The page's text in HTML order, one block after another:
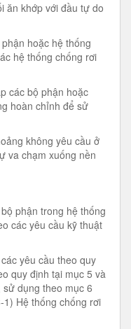
ăn khớp với đầu tự do
hoặc hệ thống
hệ thống chống rơi
các bộ phận hoặc
hoàn chỉnh để sử
không yêu cầu ở
va chạm xuống nền
phận trong hệ thống
các yêu cầu kỹ thuật
yêu cầu theo quy
quy định tại mục 5 và
dụng theo mục 6
1) Hệ thống chống rơi